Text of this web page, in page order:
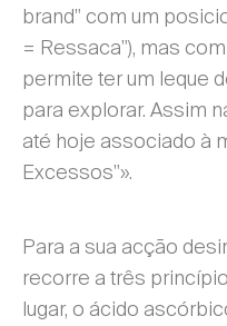
brand" com um
= Ressaca"), mas
permite ter um leque
para explorar. Assim
até hoje associado à
Excessos"».
Para a sua acção
recorre a três
lugar, o ácido